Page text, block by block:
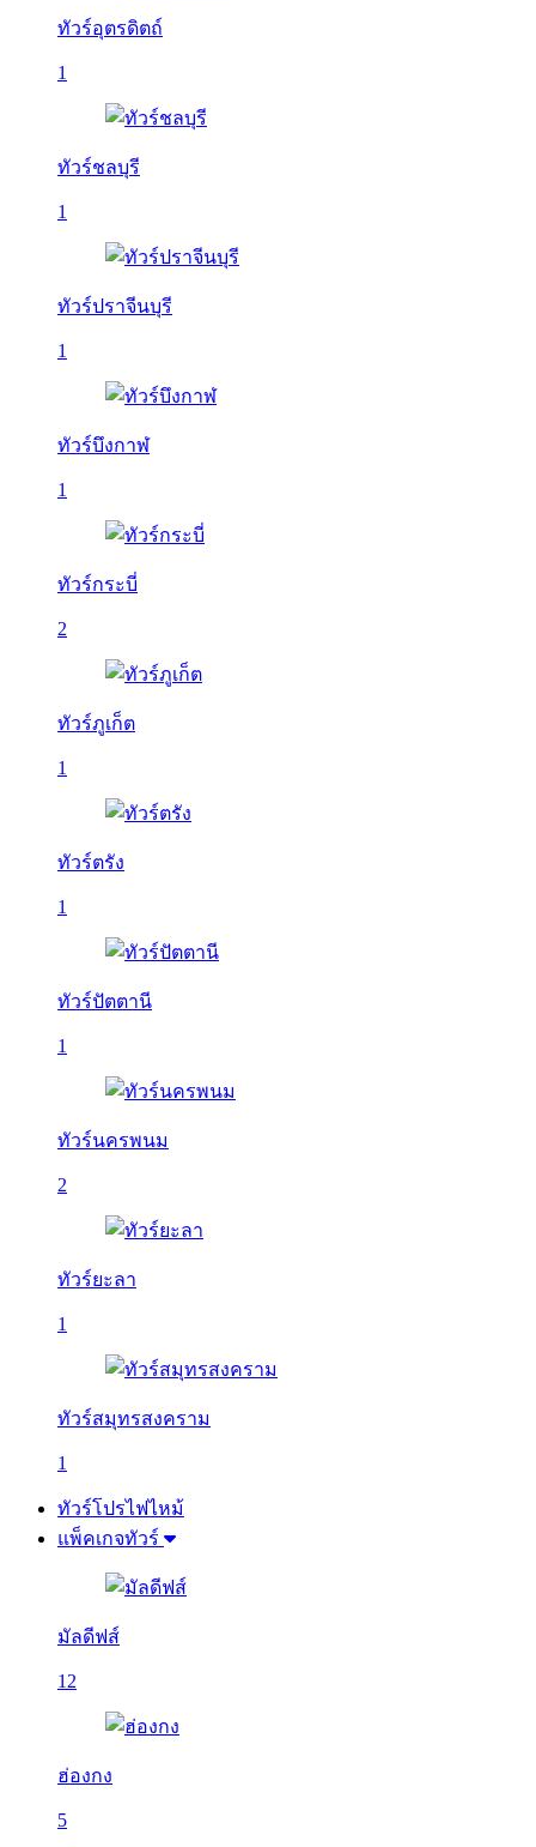
ทัวร์อุตรดิตถ์
1
ทัวร์ชลบุรี
1
ทัวร์ปราจีนบุรี
1
ทัวร์บึงกาฬ
1
ทัวร์กระบี่
2
ทัวร์ภูเก็ต
1
ทัวร์ตรัง
1
ทัวร์ปัตตานี
1
ทัวร์นครพนม
2
ทัวร์ยะลา
1
ทัวร์สมุทรสงคราม
1
ทัวร์โปรไฟไหม้
แพ็คเกจทัวร์
มัลดีฟส์
12
ฮ่องกง
5